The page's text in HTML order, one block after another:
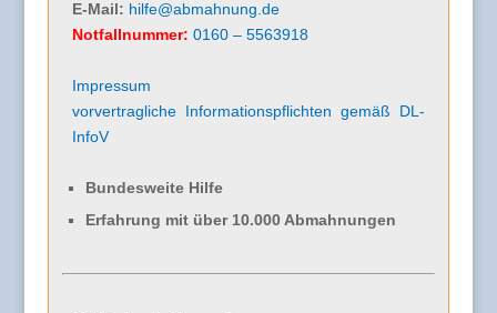
E-Mail: hilfe@abmahnung.de
Notfallnummer: 0160 – 5563918
Impressum
vorvertragliche Informationspflichten gemäß DL-
InfoV
Bundesweite Hilfe
Erfahrung mit über 10.000 Abmahnungen